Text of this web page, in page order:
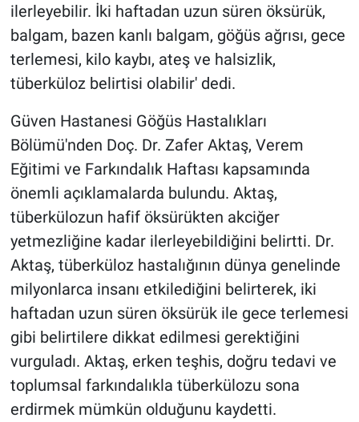
ilerleyebilir. İki haftadan uzun süren öksürük,
balgam, bazen kanlı balgam, göğüs ağrısı, gece
terlemesi, kilo kaybı, ateş ve halsizlik,
tüberküloz belirtisi olabilir' dedi.
Güven Hastanesi Göğüs Hastalıkları
Bölümü'nden Doç. Dr. Zafer Aktaş, Verem
Eğitimi ve Farkındalık Haftası kapsamında
önemli açıklamalarda bulundu. Aktaş,
tüberkülozun hafif öksürükten akciğer
yetmezliğine kadar ilerleyebildiğini belirtti. Dr.
Aktaş, tüberküloz hastalığının dünya genelinde
milyonlarca insanı etkilediğini belirterek, iki
haftadan uzun süren öksürük ile gece terlemesi
gibi belirtilere dikkat edilmesi gerektiğini
vurguladı. Aktaş, erken teşhis, doğru tedavi ve
toplumsal farkındalıkla tüberkülozu sona
erdirmek mümkün olduğunu kaydetti.